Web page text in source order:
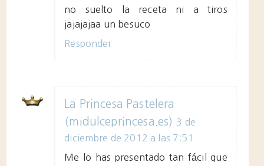
no suelto la receta ni a tiros
jajajajaa un besuco
Responder
La Princesa Pastelera
(midulceprincesa.es) 3 de
diciembre de 2012 a las 7:51
Me lo has presentado tan fácil que